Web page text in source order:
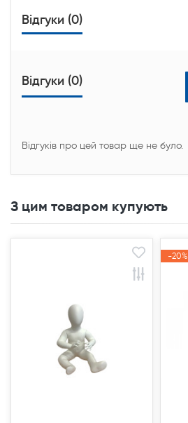
Відгуки (0)
Відгуки (0)
Відгуків про цей товар ще не було.
З цим товаром купують
-20%
-20%